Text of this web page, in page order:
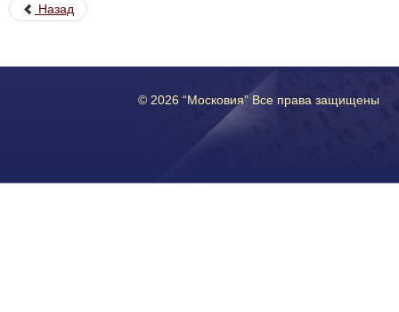
Назад
© 2026 “Московия” Все права защищены